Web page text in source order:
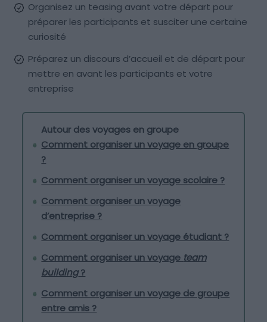
Organisez un teasing avant votre départ pour
préparer les participants et susciter une certaine
curiosité
Préparez un discours d’accueil et de départ pour
mettre en avant les participants et votre
entreprise
Autour des voyages en groupe
Comment organiser un voyage en groupe
?
Comment organiser un voyage scolaire ?
Comment organiser un voyage
d’entreprise ?
Comment organiser un voyage étudiant ?
Comment organiser un voyage team
building?
Comment organiser un voyage de groupe
entre amis ?